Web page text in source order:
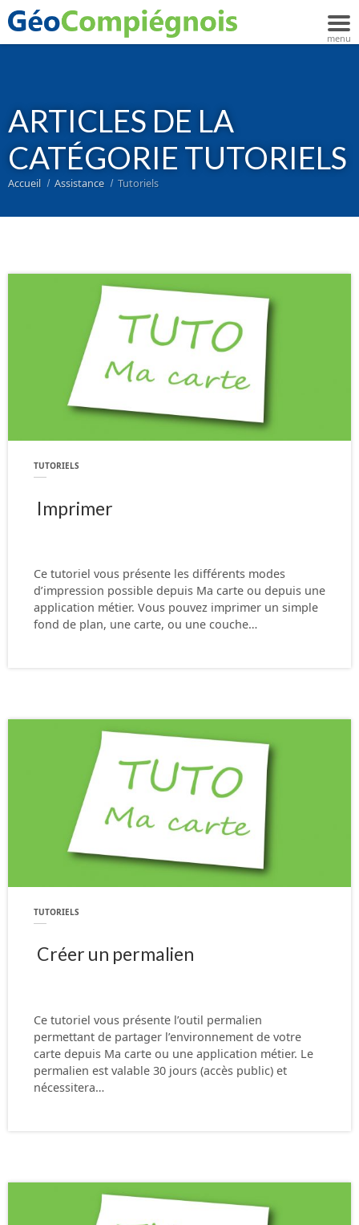
ARTICLES DE LA
CATÉGORIE TUTORIELS
Accueil Assistance Tutoriels
TUTORIELS
Imprimer
Ce tutoriel vous présente les différents modes
d’impression possible depuis Ma carte ou depuis une
application métier. Vous pouvez imprimer un simple
fond de plan, une carte, ou une couche…
TUTORIELS
Créer un permalien
Ce tutoriel vous présente l’outil permalien
permettant de partager l’environnement de votre
carte depuis Ma carte ou une application métier. Le
permalien est valable 30 jours (accès public) et
nécessitera…